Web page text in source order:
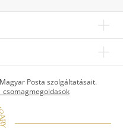
Posta szolgáltatásait.